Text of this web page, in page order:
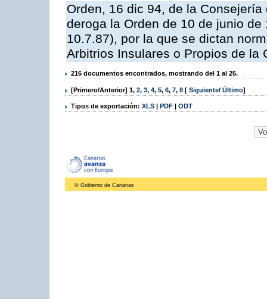
Orden, 16 dic 94, de la
deroga la Orden de 10 de junio
10.7.87), por la que se dictan
Arbitrios Insulares o Propios de la
216 documentos encontrados, mostrando del 1 al 25.
[Primero/Anterior] 1, 2, 3, 4, 5, 6, 7, 8 [ Siguiente/ Último]
Tipos de exportación: XLS | PDF | ODT
© Gobierno de Canarias